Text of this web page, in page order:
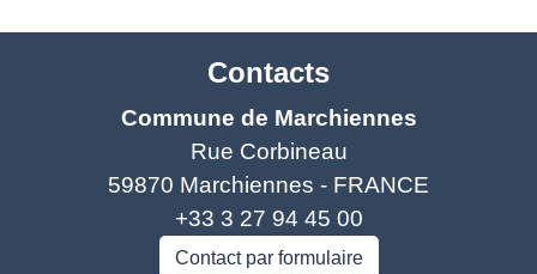
Contacts
Commune de Marchiennes
Rue Corbineau
59870 Marchiennes - FRANCE
+33 3 27 94 45 00
Contact par formulaire